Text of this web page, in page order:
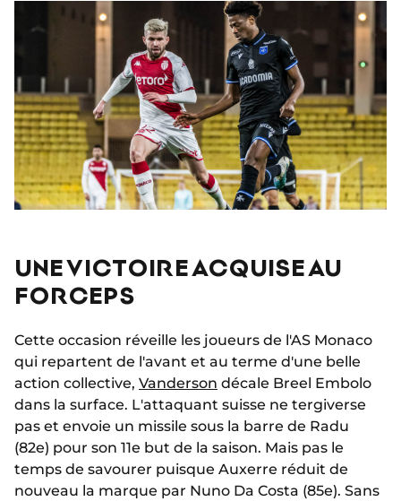
UNE VICTOIRE ACQUISE AU
FORCEPS
Cette occasion réveille les joueurs de l'AS Monaco
qui repartent de l'avant et au terme d'une belle
action collective, Vanderson décale Breel Embolo
dans la surface. L'attaquant suisse ne tergiverse
pas et envoie un missile sous la barre de Radu
(82e) pour son 11e but de la saison. Mais pas le
temps de savourer puisque Auxerre réduit de
nouveau la marque par Nuno Da Costa (85e). Sans